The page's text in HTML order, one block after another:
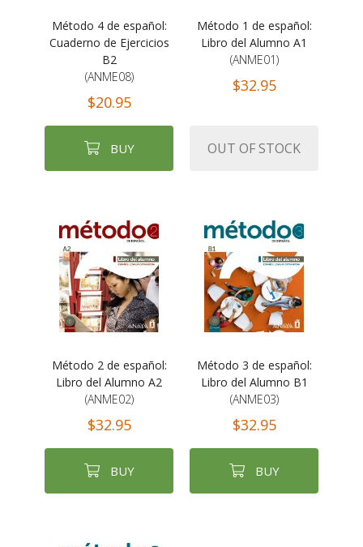
Método 4 de español:
Cuaderno de Ejercicios
B2
(ANME08)
$20.95
BUY
Método 1 de español:
Libro del Alumno A1
(ANME01)
$32.95
OUT OF STOCK
Método 2 de español:
Libro del Alumno A2
(ANME02)
$32.95
BUY
Método 3 de español:
Libro del Alumno B1
(ANME03)
$32.95
BUY